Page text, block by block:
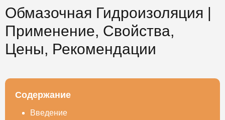
Обмазочная Гидроизоляция |
Применение, Свойства,
Цены, Рекомендации
Содержание
Введение